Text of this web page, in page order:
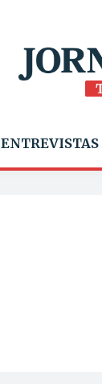
ENTREVISTAS